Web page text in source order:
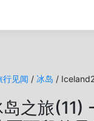
行见闻 / 冰岛 /
之旅(11)